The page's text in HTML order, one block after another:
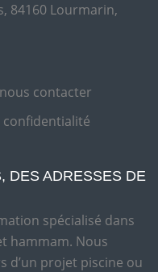
84160 Lourmarin,
contacter
DES ADRESSES DE
spécialisé dans
hammam. Nous
d’un projet piscine ou